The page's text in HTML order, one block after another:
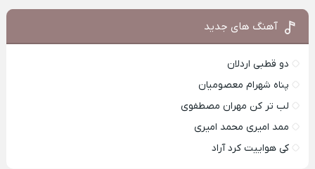
آهنگ های جدید
دو قطبی اردلان
پناه شهرام معصومیان
لب تر کن مهران مصطفوی
ممد امیری محمد امیری
کی هواییت کرد آراد